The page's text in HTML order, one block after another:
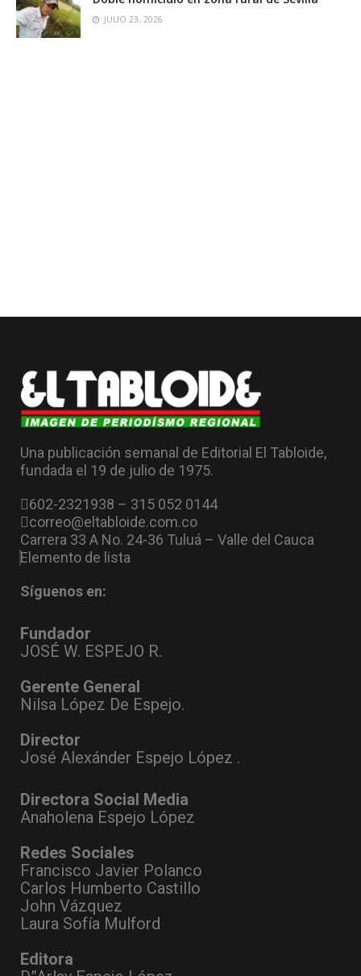
JULIO 23, 2026
Una publicación semanal de Editorial El Tabloide,
fundada el 19 de julio de 1975.
602-2321938 – 315 052 0144
correo@eltabloide.com.co
Carrera 33 A No. 24-36 Tuluá – Valle del Cauca
Elemento de lista
Síguenos en:
Fundador
JOSÉ W. ESPEJO R.
Gerente General
Nilsa López De Espejo.
Director
José Alexánder Espejo López .
Directora Social Media
Anaholena Espejo López
Redes Sociales
Francisco Javier Polanco
Carlos Humberto Castillo
John Vázquez
Laura Sofía Mulford
Editora